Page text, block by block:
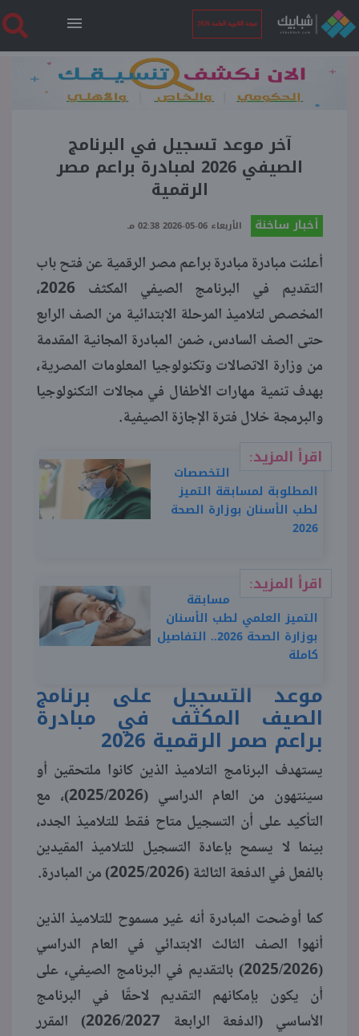
نتيجة الثانوية العامة 2026
الرئيسية
نتيجة الثانوية العامة 2026
أخبار ساخنة
بوابة الطلبة
ملفات
منوعات
آخر موعد تسجيل في البرنامج
الصيفي 2026 لمبادرة براعم مصر
الرقمية
أخبار ساخنة الأربعاء 06-05-2026 02:38 مـ
أعلنت مبادرة مبادرة براعم مصر الرقمية عن فتح باب
التقديم في البرنامج الصيفي المكثف 2026،
المخصص لتلاميذ المرحلة الابتدائية من الصف الرابع
حتى الصف السادس، ضمن المبادرة المجانية المقدمة
من وزارة الاتصالات وتكنولوجيا المعلومات المصرية،
بهدف تنمية مهارات الأطفال في مجالات التكنولوجيا
والبرمجة خلال فترة الإجازة الصيفية.
اقرأ المزيد:
التخصصات
المطلوبة لمسابقة التميز
لطب الأسنان بوزارة الصحة
2026
اقرأ المزيد:
مسابقة
التميز العلمي لطب الأسنان
بوزارة الصحة 2026.. التفاصيل
كاملة
موعد التسجيل على برنامج
الصيف المكثف في مبادرة
براعم صمر الرقمية 2026
يستهدف البرنامج التلاميذ الذين كانوا ملتحقين أو
سينتهون من العام الدراسي (2025/2026)، مع
التأكيد على أن التسجيل متاح فقط للتلاميذ الجدد،
بينما لا يسمح بإعادة التسجيل للتلاميذ المقيدين
بالفعل في الدفعة الثالثة (2025/2026) من المبادرة.
كما أوضحت المبادرة أنه غير مسموح للتلاميذ الذين
أنهوا الصف الثالث الابتدائي في العام الدراسي
(2025/2026) بالتقديم في البرنامج الصيفي، على
أن يكون بإمكانهم التقديم لاحقًا في البرنامج
الأساسي (الدفعة الرابعة 2026/2027) المقرر